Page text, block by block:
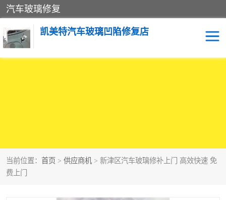
汽车玻璃修复
凯美特汽车玻璃凹陷修复店
当前位置： 首页 > 供应商机 > 新津区汽车玻璃修补上门 高效快速 免
费上门